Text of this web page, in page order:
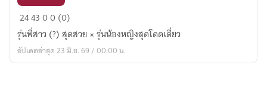
พี่
รหัส
คน
นี้
244300 (0)
รุ่นพี่สาว (?) สุดสวย × รุ่นน้องหญิงสุดโดดเดี่ยว
อัปเดตล่าสุด 23 มิ.ย. 69 / 00:00 น.